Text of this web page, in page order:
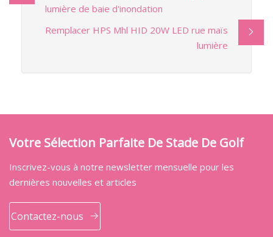
lumière de baie d'inondation
Remplacer HPS Mhl HID 20W LED rue maïs
lumière
Votre Sélection Parfaite De Stade De Golf
Inscrivez-vous à notre newsletter mensuelle pour les
dernières nouvelles et articles
Contactez-nous